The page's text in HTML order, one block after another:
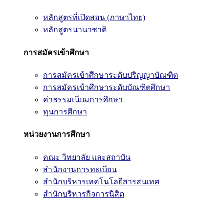
หลักสูตรที่เปิดสอน (ภาษาไทย)
หลักสูตรนานาชาติ
การสมัครเข้าศึกษา
การสมัครเข้าศึกษาระดับปริญญาบัณฑิต
การสมัครเข้าศึกษาระดับบัณฑิตศึกษา
ค่าธรรมเนียมการศึกษา
ทุนการศึกษา
หน่วยงานการศึกษา
คณะ วิทยาลัย และสถาบัน
สำนักงานการทะเบียน
สำนักบริหารเทคโนโลยีสารสนเทศ
สำนักบริหารกิจการนิสิต